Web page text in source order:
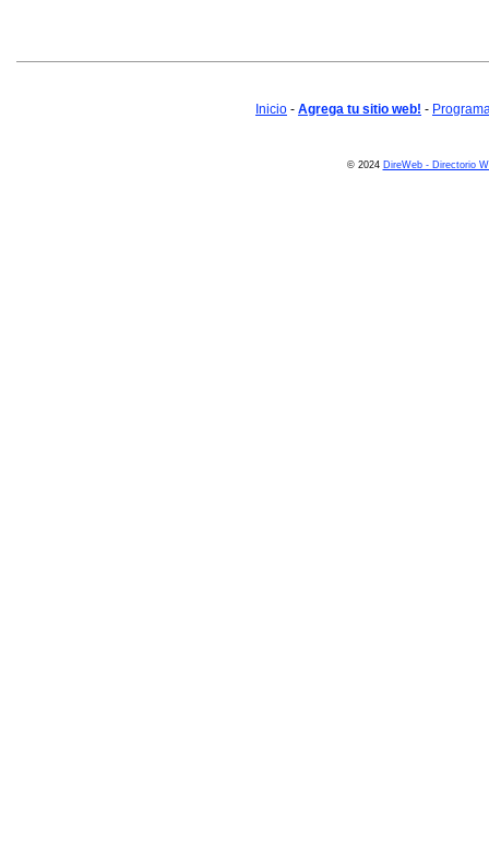
Inicio - Agrega tu sitio web! -
© 2024 DireWeb - Directorio